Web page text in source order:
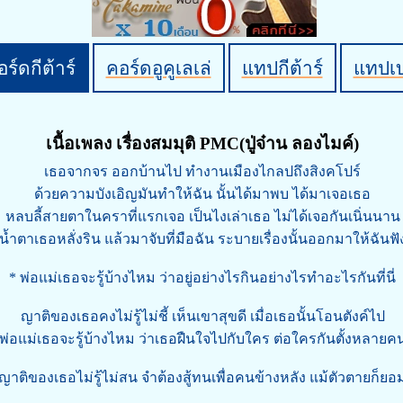
ร์ดกีต้าร์ คอร์ดอูคูเลเล่ แทปกีต้าร์ แทปเ
เนื้อเพลง เรื่องสมมุติ PMC(ปู่จ๋าน ลองไมค์)
เธอจากจร ออกบ้านไป ทำงานเมืองไกลปถึงสิงคโปร์
ด้วยความบังเอิญมันทำให้ฉัน นั้นได้มาพบ ได้มาเจอเธอ
หลบลี้สายตาในคราที่แรกเจอ เป็นไงเล่าเธอ ไม่ได้เจอกันเนิ่นนาน
ำตาเธอหลั่งริน แล้วมาจับที่มือฉัน ระบายเรื่องนั้นออกมาให้ฉันฟั
* พ่อแม่เธอจะรู้บ้างไหม ว่าอยู่อย่างไรกินอย่างไรทำอะไรกันที่นี่
ญาติของเธอคงไม่รู้ไม่ชี้ เห็นเขาสุขดี เมื่อเธอนั้นโอนตังค์ไป
อแม่เธอจะรู้บ้างไหม ว่าเธอฝืนใจไปกับใคร ต่อใครกันตั้งหลายค
าติของเธอไม่รู้ไม่สน จำต้องสู้ทนเพื่อคนข้างหลัง แม้ตัวตายก็ยอ